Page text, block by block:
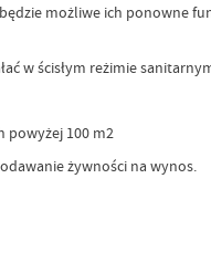
możliwe ich ponowne
w ścisłym reżimie
powyżej 100 m2
żywności na wynos.